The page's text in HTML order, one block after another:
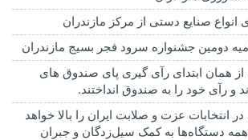
دومین جشنواره سرود فجر بسیج مازندران
از همان ابتدای رآی گیری پای صندوق های
رآی خود را به صندوق انداختند.
انتخابات عزت و صلابت ایران را بالا خواهد
همه دستگاه‌ها به کمک سیل‌زدگان و جبران